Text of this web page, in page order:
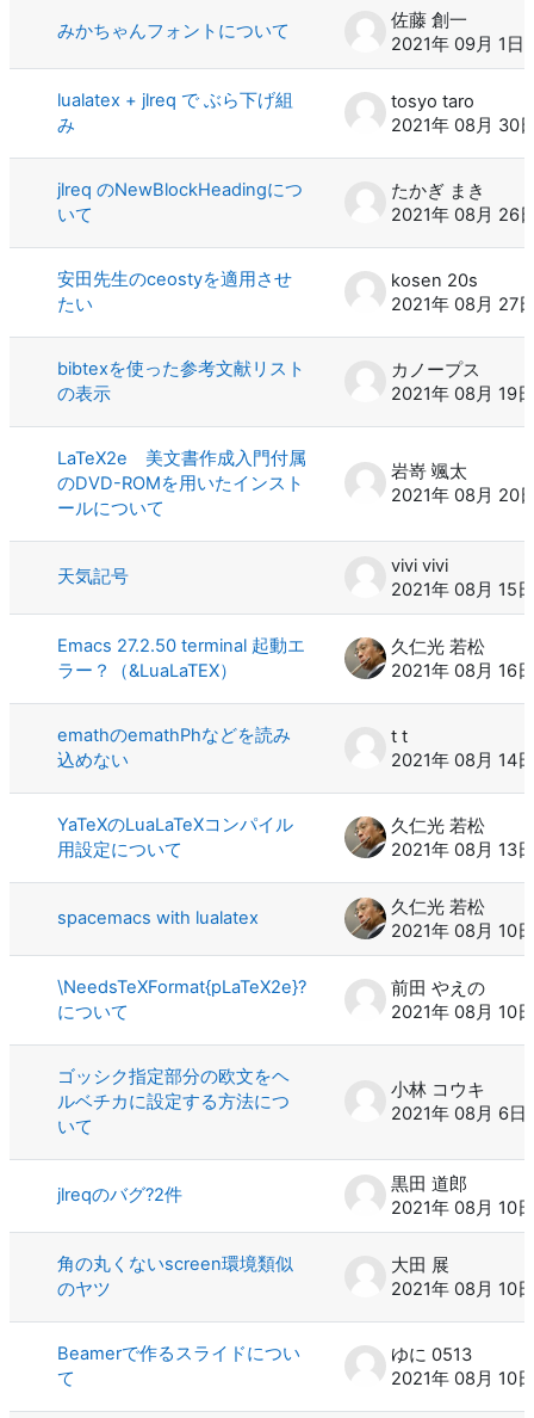
みかちゃんフォントについて
佐藤 創一
2021年 09月 1日
lualatex + jlreq で ぶら下げ組
み
tosyo taro
2021年 08月 30
jlreq のNewBlockHeadingにつ
いて
たかぎ まき
2021年 08月 26
安田先生のceostyを適用させ
たい
kosen 20s
2021年 08月 27
bibtexを使った参考文献リスト
の表示
カノープス
2021年 08月 19日
LaTeX2e 美文書作成入門付属
のDVD-ROMを用いたインスト
ールについて
岩嵜 颯太
2021年 08月 20
天気記号
vivi vivi
2021年 08月 15日
Emacs 27.2.50 terminal 起動エ
ラー？（&LuaLaTEX）
久仁光 若松
2021年 08月 16日
emathのemathPhなどを読み
込めない
t t
2021年 08月 14日
YaTeXのLuaLaTeXコンパイル
用設定について
久仁光 若松
2021年 08月 13日
spacemacs with lualatex
久仁光 若松
2021年 08月 10日
\NeedsTeXFormat{pLaTeX2e}?
について
前田 やえの
2021年 08月 10日
ゴッシク指定部分の欧文をヘ
ルベチカに設定する方法につ
いて
小林 コウキ
2021年 08月 6日
jlreqのバグ?2件
黒田 道郎
2021年 08月 10日
角の丸くないscreen環境類似
のヤツ
大田 展
2021年 08月 10日
Beamerで作るスライドについ
て
ゆに 0513
2021年 08月 10日